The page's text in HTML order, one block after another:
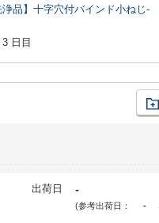
浄品】十字穴付バインド小ねじ-
日目
出荷日 -
(参考出荷日： -